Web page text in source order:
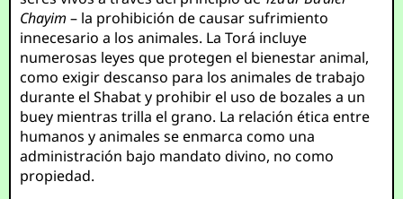
Chayim – la prohibición de causar sufrimiento
innecesario a los animales. La Torá incluye
numerosas leyes que protegen el bienestar animal,
como exigir descanso para los animales de trabajo
durante el Shabat y prohibir el uso de bozales a un
buey mientras trilla el grano. La relación ética entre
humanos y animales se enmarca como una
administración bajo mandato divino, no como
propiedad.